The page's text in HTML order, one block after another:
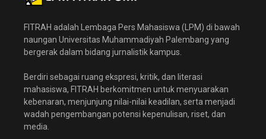
FITRAH adalah Lembaga Pers Mahasiswa (LPM) di bawah
naungan Universitas Muhammadiyah Palembang yang
bergerak dalam bidang jurnalistik kampus.
Berdiri sebagai ruang ekspresi, kritik, dan literasi
mahasiswa, FITRAH berkomitmen untuk menyuarakan
kebenaran, menjunjung nilai-nilai keadilan, serta menjadi
wadah pengembangan potensi kepenulisan, riset, dan
media.